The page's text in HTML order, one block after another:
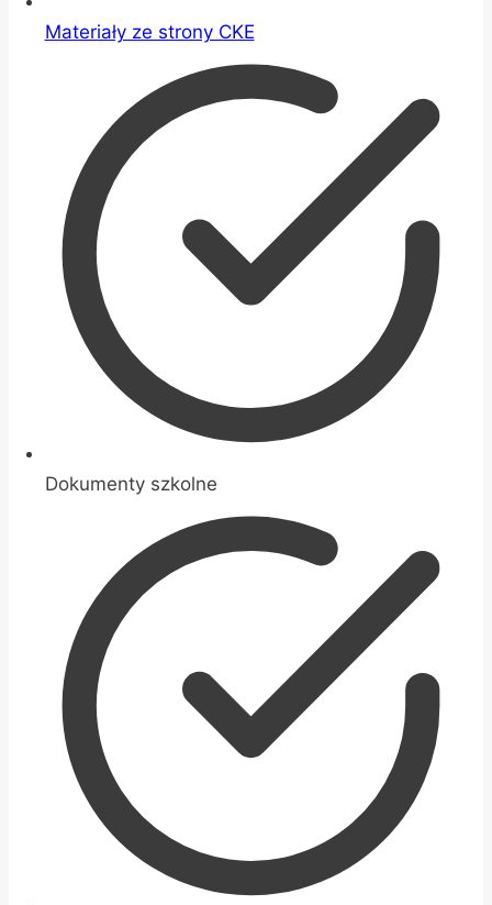
Materiały ze strony CKE
Dokumenty szkolne